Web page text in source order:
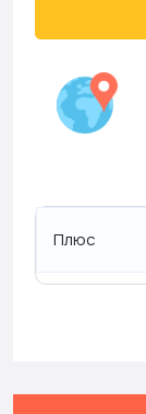
Плюс